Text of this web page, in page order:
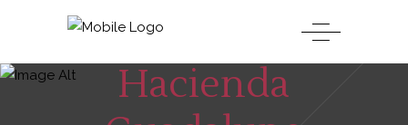
Hacienda